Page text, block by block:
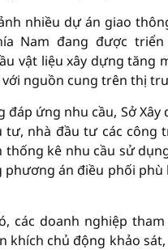
nhiều dự án giao
Nam đang được
vật liệu xây dựng tăng
nguồn cung trên thị
đáp ứng nhu cầu, Sở Xây
tư, nhà đầu tư các công
thống kê nhu cầu sử
phương án điều phối phù
các doanh nghiệp
khích chủ động khảo